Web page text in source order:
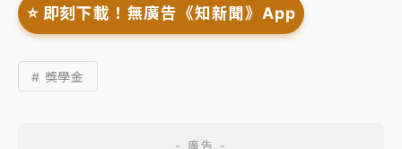
⭐️ 即刻下載！無廣告《知新聞》App
# 獎學金